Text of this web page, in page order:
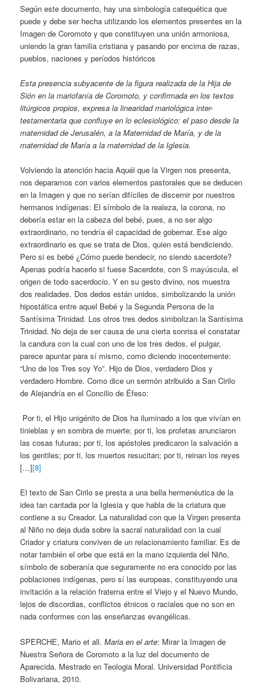
Según este documento, hay una simbología catequética que
puede y debe ser hecha utilizando los elementos presentes en la
Imagen de Coromoto y que constituyen una unión armoniosa,
uniendo la gran familia cristiana y pasando por encima de razas,
pueblos, naciones y períodos históricos
Esta presencia subyacente de la figura realizada de la Hija de
Sión en la mariofanía de Coromoto, y confirmada en los textos
litúrgicos propios, expresa la linearidad mariológica inter-
testamentaria que confluye en lo eclesiológico: el paso desde la
maternidad de Jerusalén, a la Maternidad de María, y de la
maternidad de María a la maternidad de la Iglesia.
Volviendo la atención hacia Aquél que la Virgen nos presenta,
nos deparamos con varios elementos pastorales que se deducen
en la Imagen y que no serían difíciles de discernir por nuestros
hermanos indígenas: El símbolo de la realeza, la corona, no
debería estar en la cabeza del bebé, pues, a no ser algo
extraordinario, no tendría él capacidad de gobernar. Ese algo
extraordinario es que se trata de Dios, quien está bendiciendo.
Pero si es bebé ¿Cómo puede bendecir, no siendo sacerdote?
Apenas podría hacerlo si fuese Sacerdote, con S mayúscula, el
origen de todo sacerdocio. Y en su gesto divino, nos muestra
dos realidades. Dos dedos están unidos, simbolizando la unión
hipostática entre aquel Bebé y la Segunda Persona de la
Santísima Trinidad. Los otros tres dedos simbolizan la Santísima
Trinidad. No deja de ser causa de una cierta sonrisa el constatar
la candura con la cual con uno de los tres dedos, el pulgar,
parece apuntar para sí mismo, como diciendo inocentemente:
“Uno de los Tres soy Yo”. Hijo de Dios, verdadero Dios y
verdadero Hombre. Como dice un sermón atribuido a San Cirilo
de Alejandría en el Concilio de Éfeso:
Por ti, el Hijo unigénito de Dios ha iluminado a los que vivían en
tinieblas y en sombra de muerte; por ti, los profetas anunciaron
las cosas futuras; por ti, los apóstoles predicaron la salvación a
los gentiles; por ti, los muertos resucitan; por ti, reinan los reyes
[…][8]
El texto de San Cirilo se presta a una bella hermenéutica de la
idea tan cantada por la Iglesia y que habla de la criatura que
contiene a su Creador. La naturalidad con que la Virgen presenta
al Niño no deja duda sobre la sacral naturalidad con la cual
Criador y criatura conviven de un relacionamiento familiar. Es de
notar también el orbe que está en la mano izquierda del Niño,
símbolo de soberanía que seguramente no era conocido por las
poblaciones indígenas, pero sí las europeas, constituyendo una
invitación a la relación fraterna entre el Viejo y el Nuevo Mundo,
lejos de discordias, conflictos étnicos o raciales que no son en
nada conformes con las enseñanzas evangélicas.
SPERCHE, Mario et all.Maria en el arte: Mirar la Imagen de
Nuestra Señora de Coromoto a la luz del documento de
Aparecida. Mestrado en Teologia Moral. Universidad Pontificia
Bolivariana, 2010.